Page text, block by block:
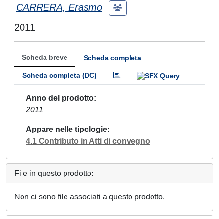
CARRERA, Erasmo
2011
Scheda breve Scheda completa
Scheda completa (DC)
Anno del prodotto
2011
Appare nelle tipologie
4.1 Contributo in Atti di convegno
File in questo prodotto:
Non ci sono file associati a questo prodotto.